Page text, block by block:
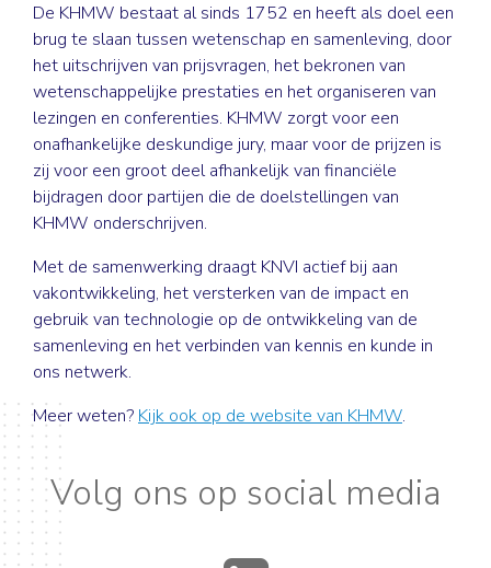
De KHMW bestaat al sinds 1752 en heeft als doel een
brug te slaan tussen wetenschap en samenleving, door
het uitschrijven van prijsvragen, het bekronen van
wetenschappelijke prestaties en het organiseren van
lezingen en conferenties. KHMW zorgt voor een
onafhankelijke deskundige jury, maar voor de prijzen is
zij voor een groot deel afhankelijk van financiële
bijdragen door partijen die de doelstellingen van
KHMW onderschrijven.
Met de samenwerking draagt KNVI actief bij aan
vakontwikkeling, het versterken van de impact en
gebruik van technologie op de ontwikkeling van de
samenleving en het verbinden van kennis en kunde in
ons netwerk.
Meer weten? Kijk ook op de website van KHMW.
Volg ons op social media